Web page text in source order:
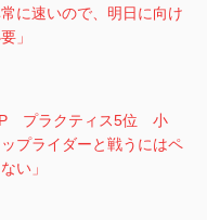
に速いので、明日に向け
」
プラクティス5位 小
プライダーと戦うにはペ
い」